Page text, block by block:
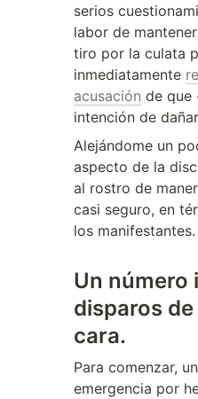
serios
labor de
tiro por la culata
inmediatamente
acusación de que
intención de
Alejándome un
aspecto de la
al rostro de
casi seguro, en
los manifestantes.
Un número
disparos
cara.
Para comenzar,
emergencia por